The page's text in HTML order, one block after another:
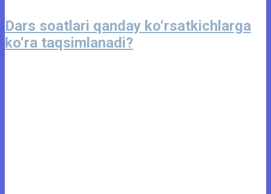
Dars soatlari qanday ko‘rsatkichlarga
ko‘ra taqsimlanadi?